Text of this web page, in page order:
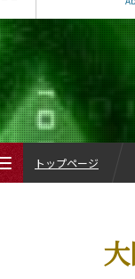
トップページ
生命理工学系について